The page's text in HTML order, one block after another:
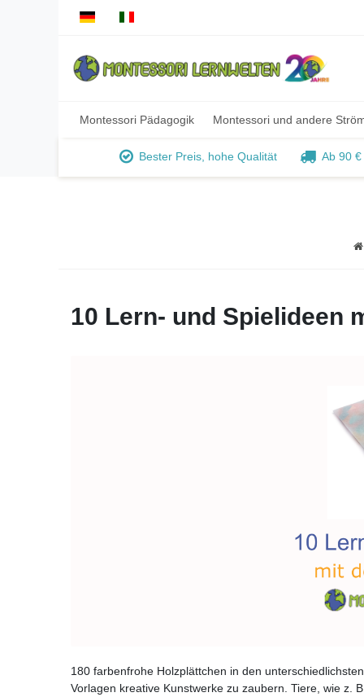
Montessori Pädagogik Montessori und andere
Bester Preis, hohe Qualität Ab 90
10 Lern- und Spielideen
180 farbenfrohe Holzplättchen in den
Vorlagen kreative Kunstwerke zu zaubern. Tiere, wie z.